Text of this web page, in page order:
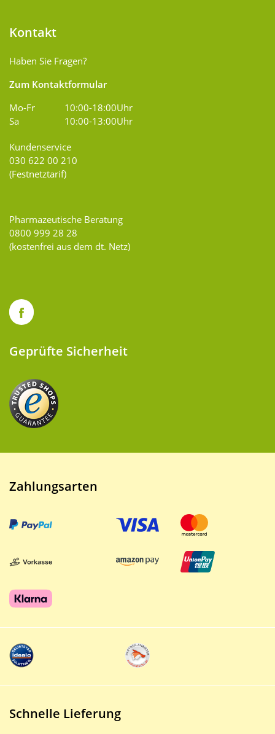
Kontakt
Haben Sie Fragen?
Zum Kontaktformular
Mo-Fr
10:00-18:00Uhr
Sa
10:00-13:00Uhr
Kundenservice
030 622 00 210
(Festnetztarif)
Pharmazeutische Beratung
0800 999 28 28
(kostenfrei aus dem dt. Netz)
Geprüfte Sicherheit
Zahlungsarten
Schnelle Lieferung